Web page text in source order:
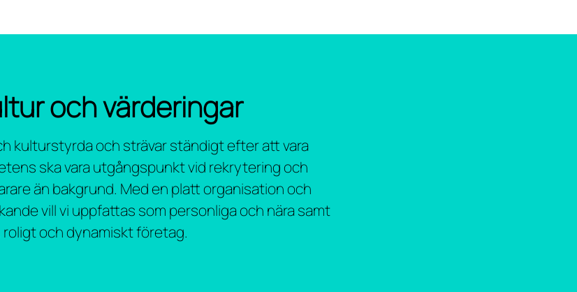
och värderingar
kulturstyrda och strävar ständigt efter att vara
ska vara utgångspunkt vid rekrytering och
än bakgrund. Med en platt organisation och
vill vi uppfattas som personliga och nära samt
och dynamiskt företag.